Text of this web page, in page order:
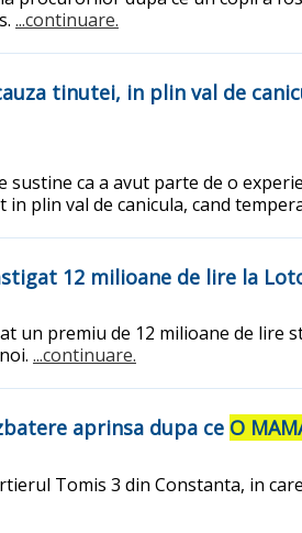
...continuare.
tinutei, in plin val de
sustine ca a avut parte de o
plin val de canicula, cand
12 milioane de lire la
un premiu de 12 milioane de lire
...continuare.
aprinsa dupa ce O
Tomis 3 din Constanta, in